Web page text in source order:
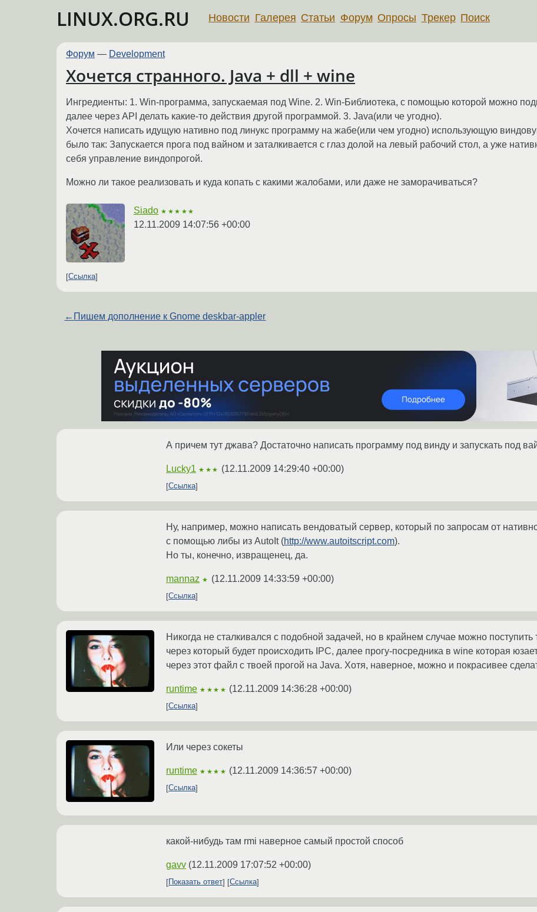
LINUX.ORG.RU Новости Галерея Статьи Форум Опросы Трекер Поиск
Форум — Development
Хочется странного. Java + dll + wine
Ингредиенты: 1. Win-программа, запускаемая под Wine. 2. Win-Библиотека, с помощью которой можно
далее через API делать какие-то действия другой программой. 3. Java(или че угодно).
Хочется написать идущую нативно под линукс программу на жабе(или чем угодно) использующую
было так: Запускается прога под вайном и заталкивается с глаз долой на левый рабочий стол, а уже
себя управление виндопрогой.
Можно ли такое реализовать и куда копать с какими жалобами, или даже не заморачиваться?
Siado ★★★★★
12.11.2009 14:07:56 +00:00
Ссылка
← Пишем дополнение к Gnome deskbar-appler
А причем тут джава? Достаточно написать программу под винду и запускать под
Lucky1 ★★★ (12.11.2009 14:29:40 +00:00)
Ссылка
Ну, например, можно написать вендоватый сервер, который по запросам от
с помощью либы из AutoIt (http://www.autoitscript.com).
Но ты, конечно, извращенец, да.
mannaz ★ (12.11.2009 14:33:59 +00:00)
Ссылка
Никогда не сталкивался с подобной задачей, но в крайнем случае можно
через который будет происходить IPC, далее прогу-посредника в wine которая
через этот файл с твоей прогой на Java. Хотя, наверное, можно и покрасивее
runtime ★★★★ (12.11.2009 14:36:28 +00:00)
Ссылка
Или через сокеты
runtime ★★★★ (12.11.2009 14:36:57 +00:00)
Ссылка
какой-нибудь там rmi наверное самый простой способ
gavv (12.11.2009 17:07:52 +00:00)
Показать ответ Ссылка